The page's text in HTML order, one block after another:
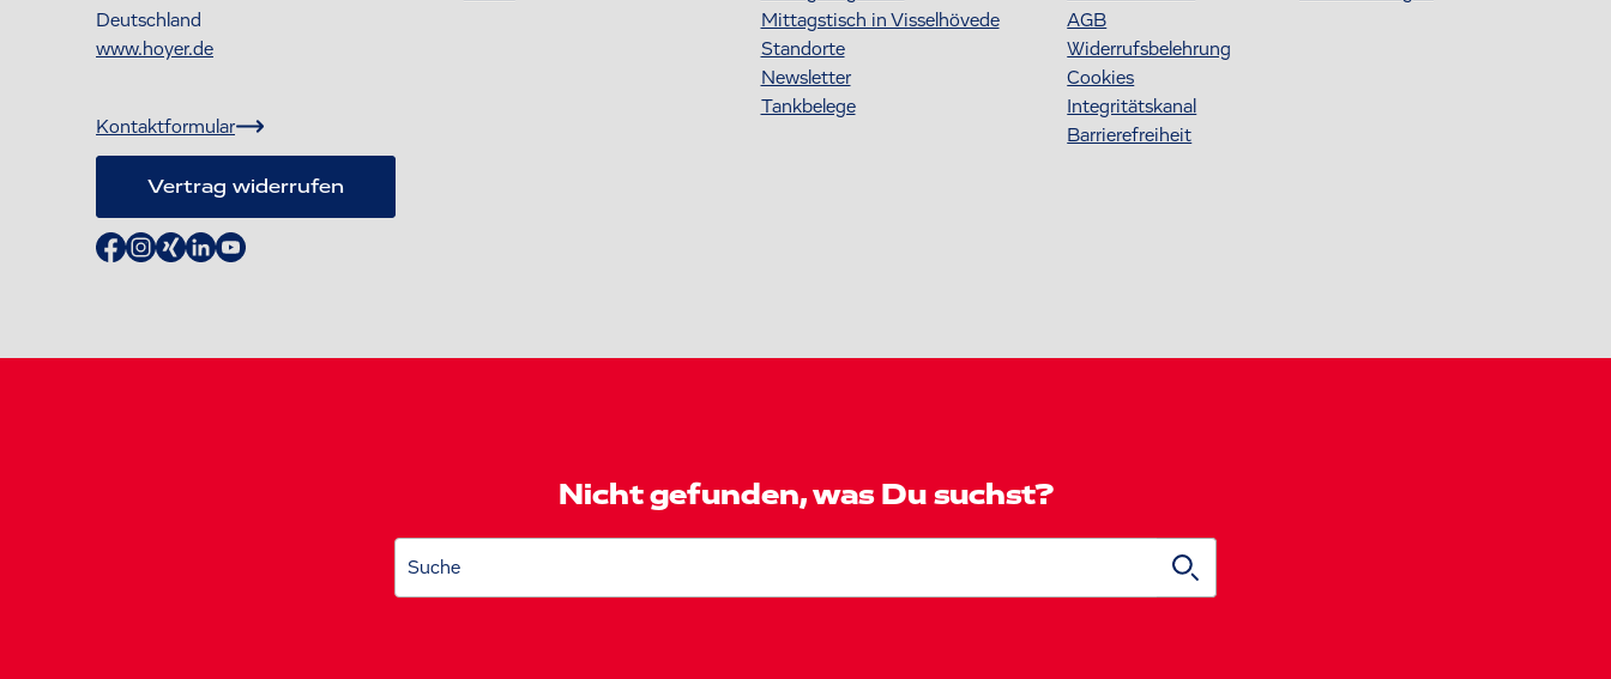
Deutschland
www.hoyer.de
Kontaktformular
Vertrag widerrufen
Mittagstisch in Visselhövede
Standorte
Newsletter
Tankbelege
AGB
Widerrufsbelehrung
Cookies
Integritätskanal
Barrierefreiheit
Nicht gefunden, was Du suchst?
Suche